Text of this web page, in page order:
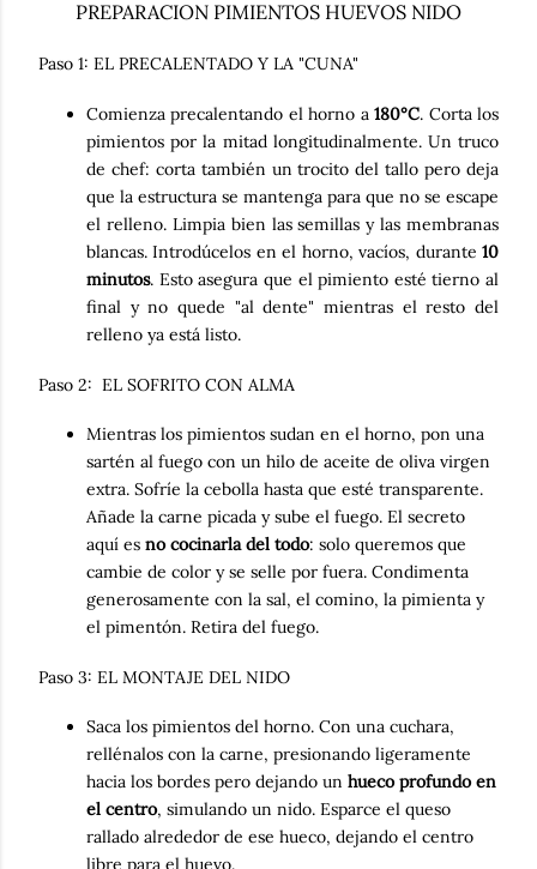
PREPARACION PIMIENTOS HUEVOS NIDO
Paso 1: EL PRECALENTADO Y LA "CUNA"
Comienza precalentando el horno a180°C. Corta los
pimientos por la mitad longitudinalmente. Un truco
de chef: corta también un trocito del tallo pero deja
que la estructura se mantenga para que no se escape
el relleno. Limpia bien las semillas y las membranas
blancas. Introdúcelos en el horno, vacíos, durante 10
minutos. Esto asegura que el pimiento esté tierno al
final y no quede "al dente" mientras el resto del
relleno ya está listo.
Paso 2: EL SOFRITO CON ALMA
Mientras los pimientos sudan en el horno, pon una
sartén al fuego con un hilo de aceite de oliva virgen
extra. Sofríe la cebolla hasta que esté transparente.
Añade la carne picada y sube el fuego. El secreto
aquí es no cocinarla del todo: solo queremos que
cambie de color y se selle por fuera. Condimenta
generosamente con la sal, el comino, la pimienta y
el pimentón. Retira del fuego.
Paso 3: EL MONTAJE DEL NIDO
Saca los pimientos del horno. Con una cuchara,
rellénalos con la carne, presionando ligeramente
hacia los bordes pero dejando un hueco profundo en
el centro, simulando un nido. Esparce el queso
rallado alrededor de ese hueco, dejando el centro
libre para el huevo.